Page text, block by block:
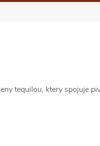
tequilou, ktery spojuje